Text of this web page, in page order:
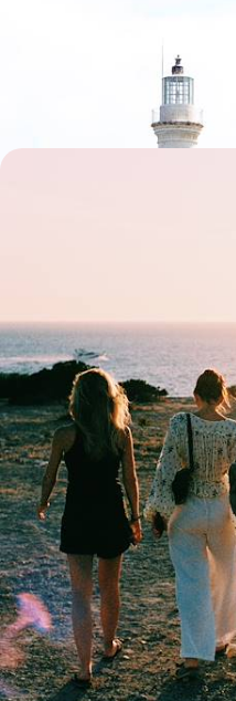
même au fil de villes côtières, en
Idées
Autotour Crète Heraklion
UNESCO
Vin Road Trip
Kolymvari
Iles grecques
Canoe Kayak
Autotour